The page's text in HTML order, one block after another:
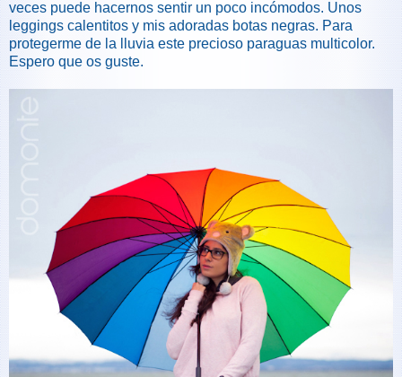
veces puede hacernos sentir un poco incómodos. Unos
leggings calentitos y mis adoradas botas negras. Para
protegerme de la lluvia este precioso paraguas multicolor.
Espero que os guste.